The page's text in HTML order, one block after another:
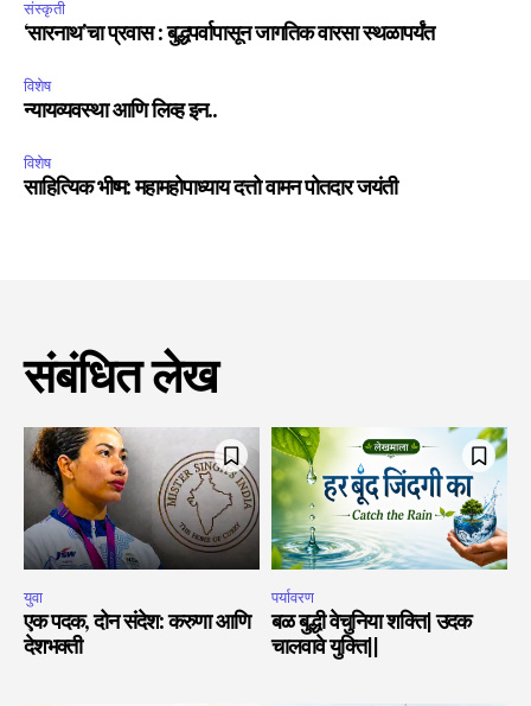
संस्कृती
‘सारनाथ’चा प्रवास : बुद्धपर्वापासून जागतिक वारसा स्थळापर्यंत
विशेष
न्यायव्यवस्था आणि लिव्ह इन..
विशेष
साहित्यिक भीष्म: महामहोपाध्याय दत्तो वामन पोतदार जयंती
संबंधित लेख
युवा
एक पदक, दोन संदेश: करुणा आणि
देशभक्ती
पर्यावरण
बळ बुद्धी वेचुनिया शक्ति| उदक
चालवावे युक्ति||